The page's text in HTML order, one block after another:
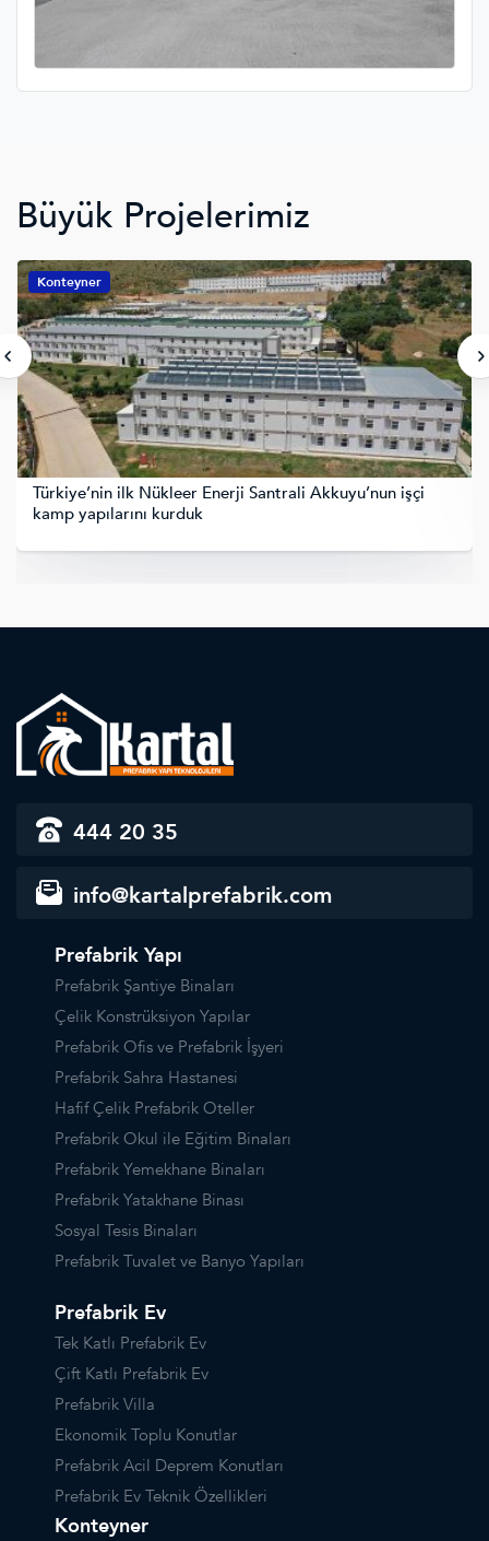
Büyük Projelerimiz
Konteyner
Türkiye’nin ilk Nükleer Enerji Santrali Akkuyu’nun işçi
kamp yapılarını kurduk
444 20 35
info@kartalprefabrik.com
Prefabrik Yapı
Prefabrik Şantiye Binaları
Çelik Konstrüksiyon Yapılar
Prefabrik Ofis ve Prefabrik İşyeri
Prefabrik Sahra Hastanesi
Hafif Çelik Prefabrik Oteller
Prefabrik Okul ile Eğitim Binaları
Prefabrik Yemekhane Binaları
Prefabrik Yatakhane Binası
Sosyal Tesis Binaları
Prefabrik Tuvalet ve Banyo Yapıları
Prefabrik Ev
Tek Katlı Prefabrik Ev
Çift Katlı Prefabrik Ev
Prefabrik Villa
Ekonomik Toplu Konutlar
Prefabrik Acil Deprem Konutları
Prefabrik Ev Teknik Özellikleri
Konteyner